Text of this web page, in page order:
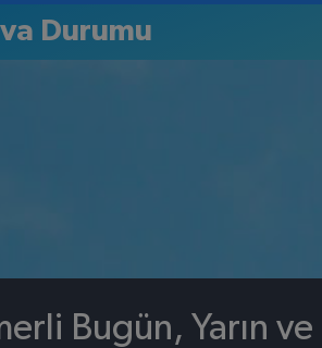
Durumu
Bugün, Yarın